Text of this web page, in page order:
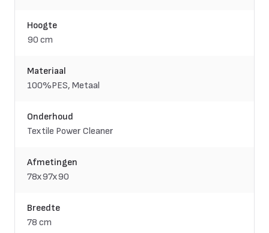
Hoogte
90 cm
Materiaal
100%PES, Metaal
Onderhoud
Textile Power Cleaner
Afmetingen
78x97x90
Breedte
78 cm